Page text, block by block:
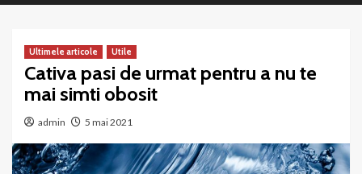
Ultimele articole Utile
Cativa pasi de urmat pentru a nu te
mai simti obosit
admin 5 mai 2021